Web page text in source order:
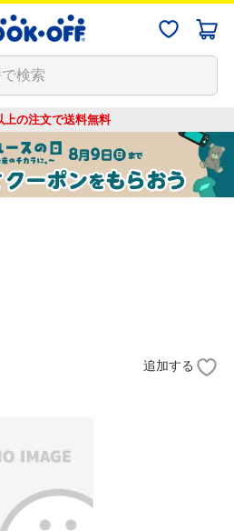
上の注文で送料無料
追加する